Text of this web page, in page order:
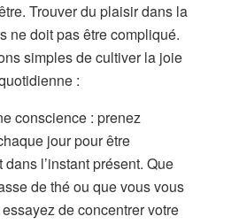
Trouver du plaisir dans la
ne doit pas être compliqué.
simples de cultiver la joie
:
conscience : prenez
jour pour être
l’instant présent. Que
de thé ou que vous vous
de concentrer votre